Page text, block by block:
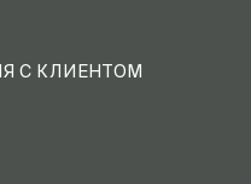
С КЛИЕНТОМ